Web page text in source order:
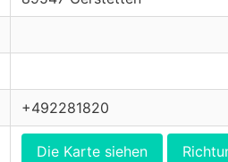
+492281820
Die Karte siehen